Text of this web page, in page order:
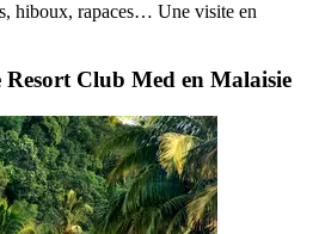
hiboux, rapaces… Une visite en
Club Med en Malaisie